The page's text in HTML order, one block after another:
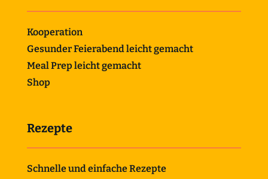
Kooperation
Gesunder Feierabend leicht gemacht
Meal Prep leicht gemacht
Shop
Rezepte
Schnelle und einfache Rezepte